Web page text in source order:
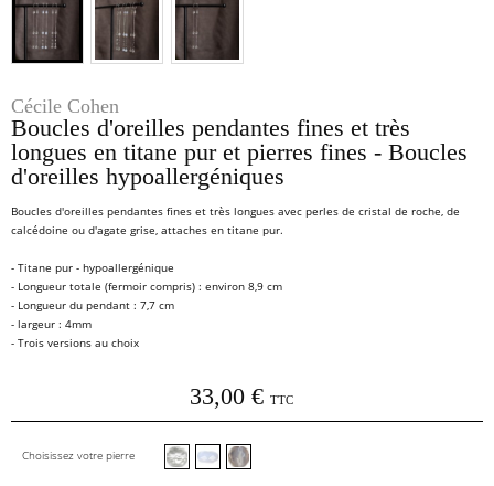
Cécile Cohen
Boucles d'oreilles pendantes fines et très
longues en titane pur et pierres fines - Boucles
d'oreilles hypoallergéniques
Boucles d'oreilles pendantes fines et très longues avec perles de cristal de roche, de
calcédoine ou d'agate grise, attaches en titane pur.
- Titane pur - hypoallergénique
- Longueur totale (fermoir compris) : environ 8,9 cm
- Longueur du pendant : 7,7 cm
- largeur : 4mm
- Trois versions au choix
33,00 € TTC
Choisissez votre pierre Cristal de roche facettes
Calcédoine facettes
Agate grise facettes